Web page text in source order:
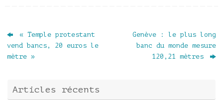
« Temple protestant
vend bancs, 20 euros le
mètre »
Genève : le plus long
banc du monde mesure
120,21 mètres
Articles récents